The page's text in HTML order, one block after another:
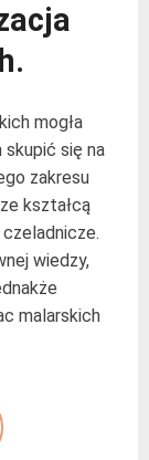
mogła
się na
zakresu
kształcą
wiedzy,
malarskich